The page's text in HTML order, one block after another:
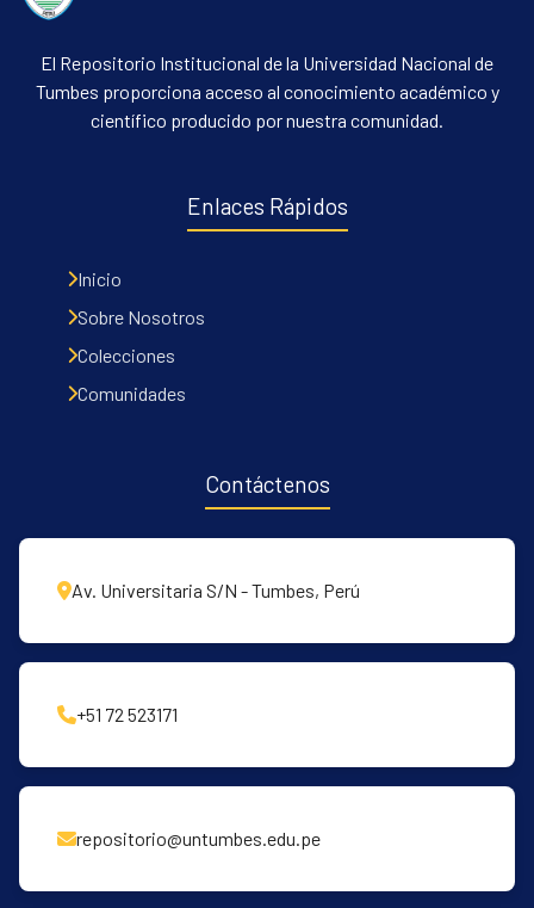
Communities & Collections
El Repositorio Institucional de la Universidad Nacional de
Tumbes proporciona acceso al conocimiento académico y
científico producido por nuestra comunidad.
Enlaces Rápidos
Inicio
Sobre Nosotros
Colecciones
Comunidades
Contáctenos
Av. Universitaria S/N - Tumbes, Perú
+51 72 523171
repositorio@untumbes.edu.pe